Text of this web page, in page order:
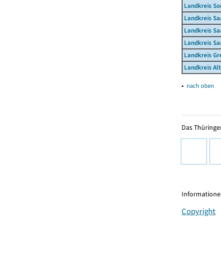
Landkreis
Landkreis
Landkreis
Landkreis
Landkreis
Landkreis
▴ nach oben
Das
Copyright